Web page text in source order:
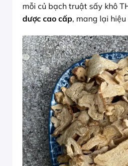
mỗi củ bạch truật sấy khô
dược cao cấp, mang lại